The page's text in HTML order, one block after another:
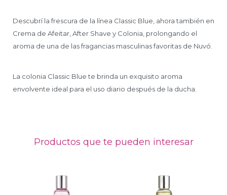
Descubrí la frescura de la línea Classic Blue, ahora también en
Crema de Afeitar, After Shave y Colonia, prolongando el
aroma de una de las fragancias masculinas favoritas de Nuvó.
La colonia Classic Blue te brinda un exquisito aroma
envolvente ideal para el uso diario después de la ducha.
Productos que te pueden interesar